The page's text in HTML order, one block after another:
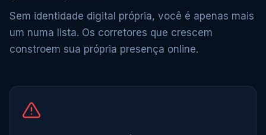
Sem identidade digital própria, você é apenas mais
um numa lista. Os corretores que crescem
constroem sua própria presença online.